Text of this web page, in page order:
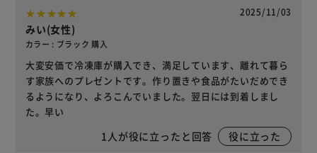
2025/11/03
みい(女性)
カラー : ブラック 購入
大変安価で冷凍庫が購入でき、満足しています、離れて暮ら
す家族へのプレゼントです。作り置きや食品がたいだめでき
るようになり、よろこんでいました。翌日には到着しまし
た。早い
1 人が役に立ったと回答 役に立った